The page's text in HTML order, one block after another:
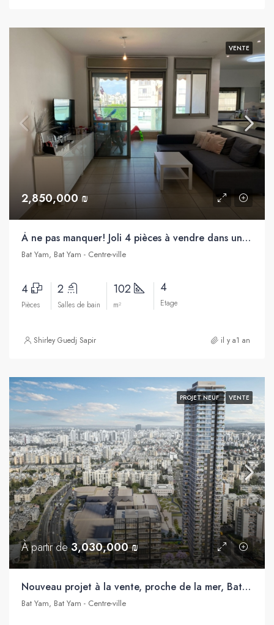
VENTE
2,850,000 ₪
À ne pas manquer! Joli 4 pièces à vendre dans un bel immeuble, proche de la mer, Bat Yam
Bat Yam, Bat Yam - Centre-ville
4
Pièces
2
Salles de bain
102
m²
4
Etage
Shirley Guedj Sapir il y a1 an
PROJET NEUF VENTE
À partir de 3,030,000 ₪
Nouveau projet à la vente, proche de la mer, Bat Yam
Bat Yam, Bat Yam - Centre-ville